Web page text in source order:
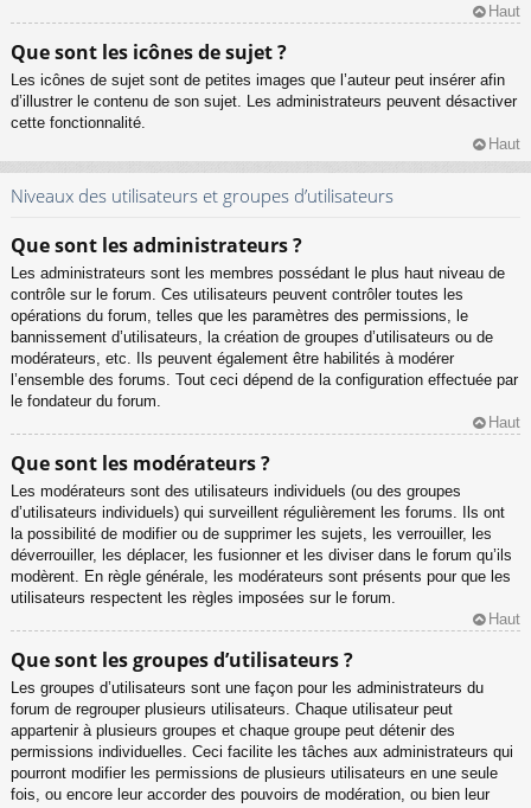
Haut
Que sont les icônes de sujet ?
Les icônes de sujet sont de petites images que l’auteur peut insérer afin
d’illustrer le contenu de son sujet. Les administrateurs peuvent désactiver
cette fonctionnalité.
Haut
Niveaux des utilisateurs et groupes d’utilisateurs
Que sont les administrateurs ?
Les administrateurs sont les membres possédant le plus haut niveau de
contrôle sur le forum. Ces utilisateurs peuvent contrôler toutes les
opérations du forum, telles que les paramètres des permissions, le
bannissement d’utilisateurs, la création de groupes d’utilisateurs ou de
modérateurs, etc. Ils peuvent également être habilités à modérer
l’ensemble des forums. Tout ceci dépend de la configuration effectuée par
le fondateur du forum.
Haut
Que sont les modérateurs ?
Les modérateurs sont des utilisateurs individuels (ou des groupes
d’utilisateurs individuels) qui surveillent régulièrement les forums. Ils ont
la possibilité de modifier ou de supprimer les sujets, les verrouiller, les
déverrouiller, les déplacer, les fusionner et les diviser dans le forum qu’ils
modèrent. En règle générale, les modérateurs sont présents pour que les
utilisateurs respectent les règles imposées sur le forum.
Haut
Que sont les groupes d’utilisateurs ?
Les groupes d’utilisateurs sont une façon pour les administrateurs du
forum de regrouper plusieurs utilisateurs. Chaque utilisateur peut
appartenir à plusieurs groupes et chaque groupe peut détenir des
permissions individuelles. Ceci facilite les tâches aux administrateurs qui
pourront modifier les permissions de plusieurs utilisateurs en une seule
fois, ou encore leur accorder des pouvoirs de modération, ou bien leur